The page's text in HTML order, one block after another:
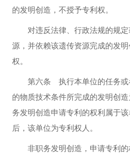
的发明创造，不授予专利权。
对违反法律、行政法规的规定
源，并依赖该遗传资源完成的发
权。
第六条 执行本单位的任务或
的物质技术条件所完成的发明创
务发明创造申请专利的权利属于
后，该单位为专利权人。
非职务发明创造，申请专利的